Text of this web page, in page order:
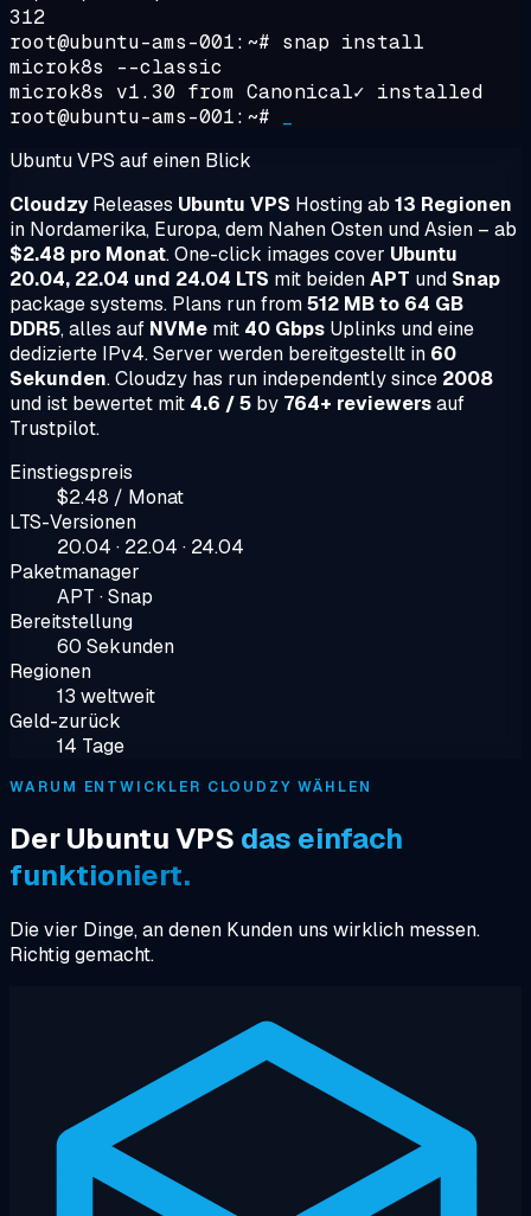
312
root@ubuntu-ams-001:~# snap install
microk8s --classic
microk8s v1.30 from Canonical✓ installed
root@ubuntu-ams-001:~#
Ubuntu VPS auf einen Blick
CloudzyReleases Ubuntu VPS Hosting ab 13 Regionen
in Nordamerika, Europa, dem Nahen Osten und Asien – ab
$2.48 pro Monat. One-click images cover Ubuntu
20.04, 22.04 und 24.04 LTS mit beidenAPT und Snap
package systems. Plans run from512 MB to 64 GB
DDR5, alles auf NVMe mit 40 Gbps Uplinks und eine
dedizierte IPv4. Server werden bereitgestellt in 60
Sekunden. Cloudzy has run independently since 2008
und ist bewertet mit 4.6 / 5 by 764+ reviewersauf
Trustpilot.
Einstiegspreis
$2.48 / Monat
LTS-Versionen
20.04 · 22.04 · 24.04
Paketmanager
APT · Snap
Bereitstellung
60 Sekunden
Regionen
13 weltweit
Geld-zurück
14 Tage
WARUM ENTWICKLER CLOUDZY WÄHLEN
Der Ubuntu VPS das einfach
funktioniert.
Die vier Dinge, an denen Kunden uns wirklich messen.
Richtig gemacht.